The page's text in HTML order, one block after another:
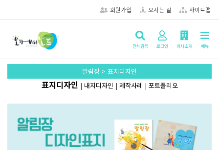
회원가입 오시는 길 사이트맵
전체검색 로그인 회사소개 메뉴
알림장 > 표지디자인
표지디자인 | 내지디자인 | 제작사례 | 포트폴리오